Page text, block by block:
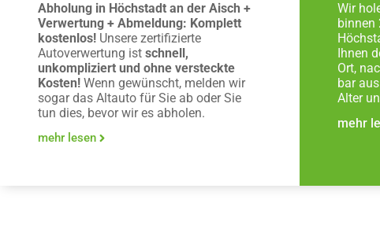
Abholung in Höchstadt an der Aisch +
Verwertung + Abmeldung: Komplett
kostenlos! Unsere zertifizierte
Autoverwertung ist schnell,
unkompliziert und ohne versteckte
Kosten! Wenn gewünscht, melden wir
sogar das Altauto für Sie ab oder Sie
tun dies, bevor wir es abholen.
mehr lesen
Wir
binnen
Ihnen
Ort,
bar
Alter
mehr